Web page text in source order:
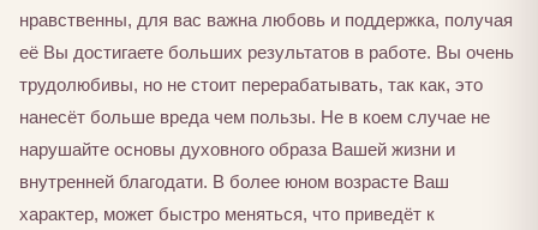
нравственны, для вас важна любовь и поддержка, получая
её Вы достигаете больших результатов в работе. Вы очень
трудолюбивы, но не стоит перерабатывать, так как, это
нанесёт больше вреда чем пользы. Не в коем случае не
нарушайте основы духовного образа Вашей жизни и
внутренней благодати. В более юном возрасте Ваш
характер, может быстро меняться, что приведёт к